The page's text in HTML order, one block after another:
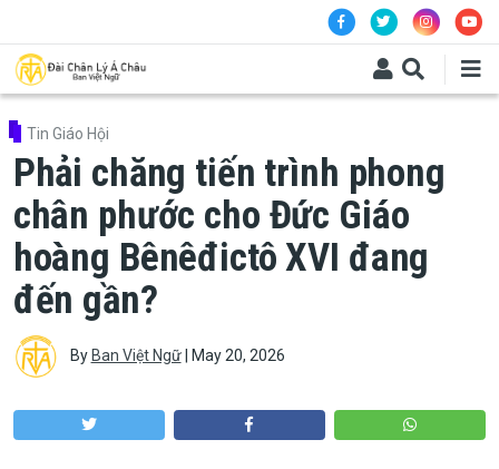
Tin Giáo Hội
Phải chăng tiến trình phong
chân phước cho Đức Giáo
hoàng Bênêđictô XVI đang
đến gần?
By Ban Việt Ngữ| May 20, 2026